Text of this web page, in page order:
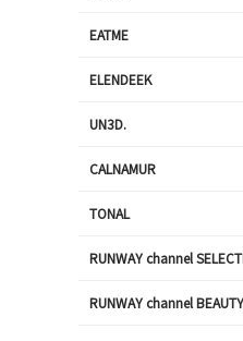
EATME
ELENDEEK
UN3D.
CALNAMUR
TONAL
RUNWAY channel
RUNWAY channel BEAUTY